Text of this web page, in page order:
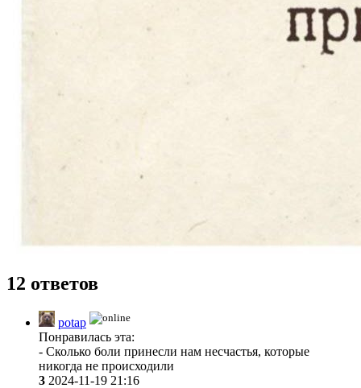
12 ответов
potap
Понравилась эта:
- Сколько боли принесли нам несчастья, которые
никогда не происходили
3 2024-11-19 21:16